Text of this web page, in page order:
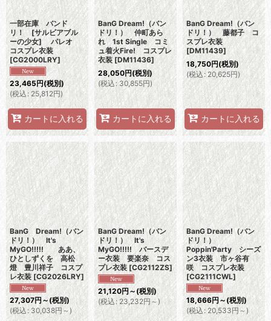
一部在庫 バンド
リ！ [サルビアブル
ーの少女] パレオ
コスプレ衣装
[CG2000LRY]
23,465円(税別)
(税込: 25,812円)
カートに入れる
BanG Dream!（バン
ドリ！） 仲町あら
れ 1st Single コミ
ュ着火Fire! コスプレ
衣装 [DM11436]
28,050円(税別)
(税込: 30,855円)
カートに入れる
BanG Dream!（バン
ドリ！） 藤都子 コ
スプレ衣装
[DM11439]
18,750円(税別)
(税込: 20,625円)
カートに入れる
BanG Dream!（バン
ドリ！） It's
MyGO!!!!! ああ、
ひとしずくを 高松
燈 豊川祥子 コスプ
レ衣装 [CG2026LRY]
27,307円～(税別)
(税込 : 30,038円～)
BanG Dream!（バン
ドリ！） It's
MyGO!!!!! バースデ
ー衣装 要楽奈 コス
プレ衣装 [CG2112ZS]
21,120円～(税別)
(税込: 23,232円～)
BanG Dream!（バン
ドリ！）
Poppin'Party シーズ
ン3衣装 市ヶ谷有
咲 コスプレ衣装
[CG2111CWL]
18,666円～(税別)
(税込: 20,533円～)